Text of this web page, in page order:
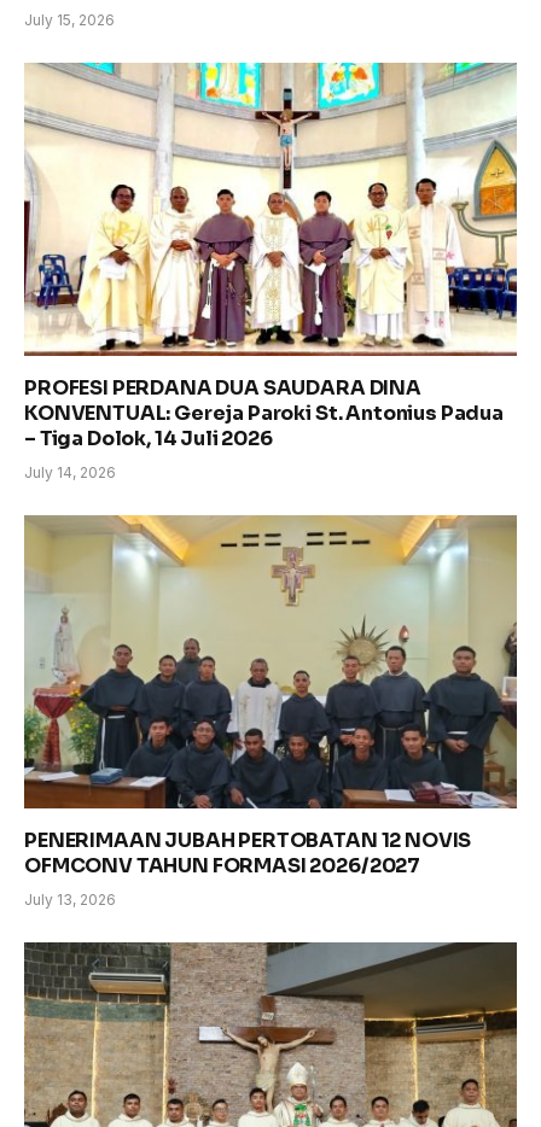
July 15, 2026
PROFESI PERDANA DUA SAUDARA DINA
KONVENTUAL: Gereja Paroki St. Antonius Padua
– Tiga Dolok, 14 Juli 2026
July 14, 2026
PENERIMAAN JUBAH PERTOBATAN 12 NOVIS
OFMCONV TAHUN FORMASI 2026/2027
July 13, 2026